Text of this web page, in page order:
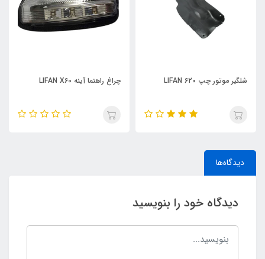
چراغ راهنما آینه LIFAN X60 چراغ راهنما جلو چپ LIFAN X60
دیدگاه‌ها
دیدگاه خود را بنویسید